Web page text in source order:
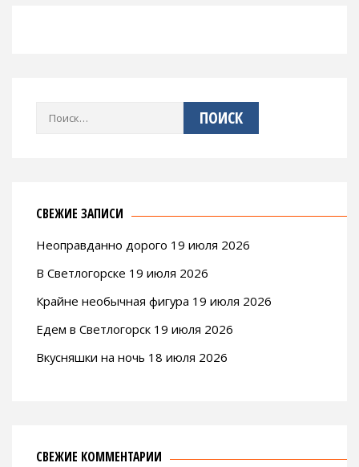
Найти:
СВЕЖИЕ ЗАПИСИ
Неоправданно дорого 19 июля 2026
В Светлогорске 19 июля 2026
Крайне необычная фигура 19 июля 2026
Едем в Светлогорск 19 июля 2026
Вкусняшки на ночь 18 июля 2026
СВЕЖИЕ КОММЕНТАРИИ